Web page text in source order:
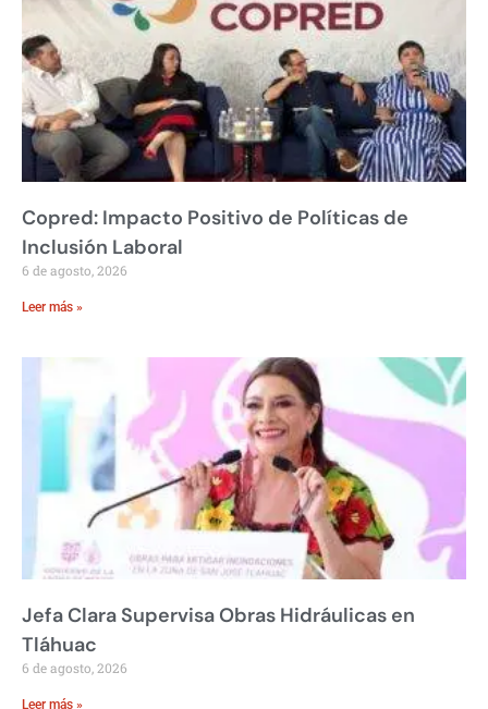
Copred: Impacto Positivo de Políticas de
Inclusión Laboral
6 de agosto, 2026
Leer más »
Jefa Clara Supervisa Obras Hidráulicas en
Tláhuac
6 de agosto, 2026
Leer más »